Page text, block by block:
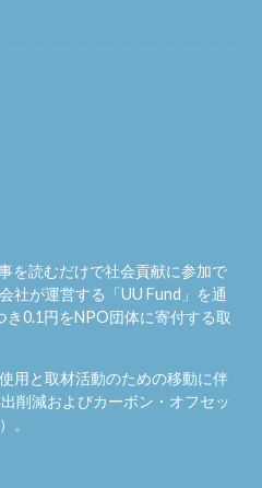
を読むだけで社会貢献に参加で
社が運営する「UU Fund 」を通
き0.1円をNPO団体に寄付する取
用と取材活動のための移動に伴
削減およびカーボン・オフセッ
）。